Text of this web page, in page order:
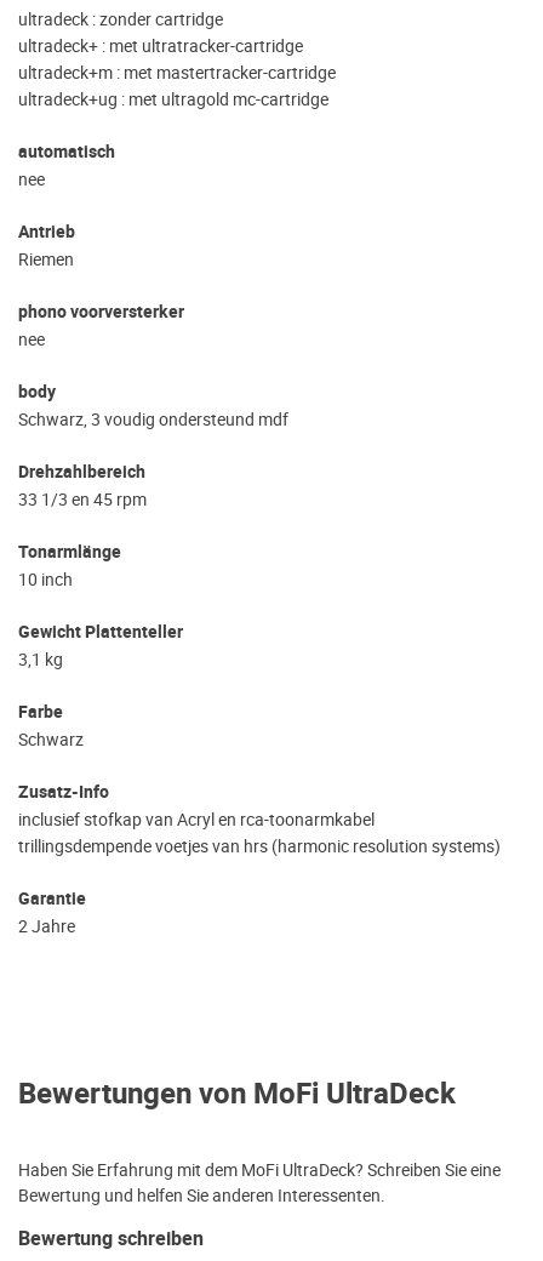
ultradeck : zonder cartridge
ultradeck+ : met ultratracker-cartridge
ultradeck+m : met mastertracker-cartridge
ultradeck+ug : met ultragold mc-cartridge
automatisch
nee
Antrieb
Riemen
phono voorversterker
nee
body
Schwarz, 3 voudig ondersteund mdf
Drehzahlbereich
33 1/3 en 45 rpm
Tonarmlänge
10 inch
Gewicht Plattenteller
3,1 kg
Farbe
Schwarz
Zusatz-Info
inclusief stofkap van Acryl en rca-toonarmkabel
trillingsdempende voetjes van hrs (harmonic resolution systems)
Garantie
2 Jahre
Bewertungen von MoFi UltraDeck
Haben Sie Erfahrung mit dem MoFi UltraDeck? Schreiben Sie eine
Bewertung und helfen Sie anderen Interessenten.
Bewertung schreiben